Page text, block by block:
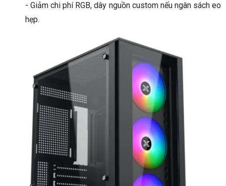
- Giảm chi phí RGB, dây nguồn custom nếu ngân sách eo
hẹp.